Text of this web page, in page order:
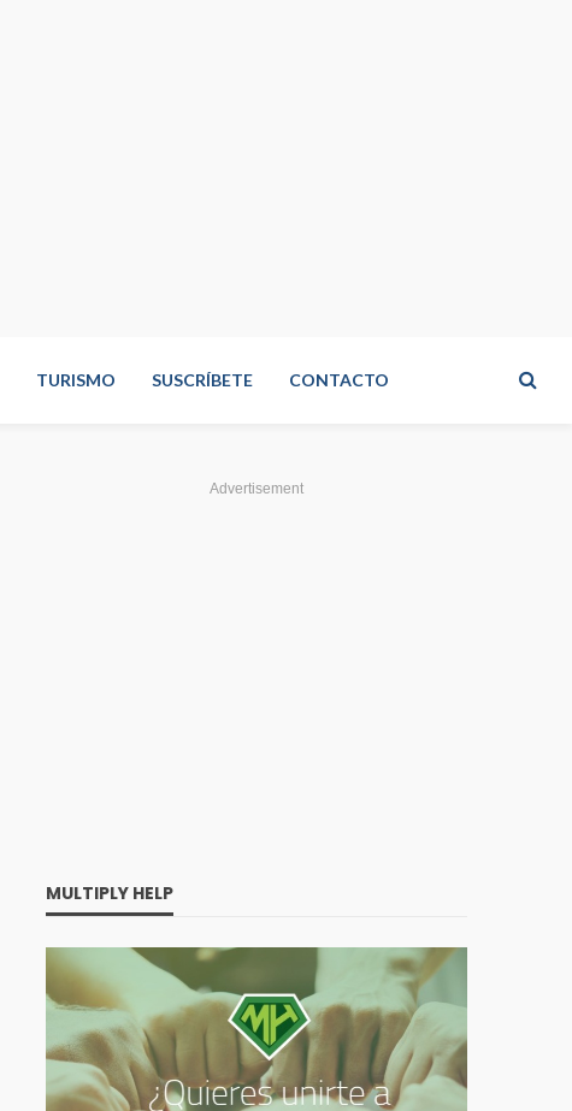
TURISMO SUSCRÍBETE CONTACTO
Advertisement
MULTIPLY HELP